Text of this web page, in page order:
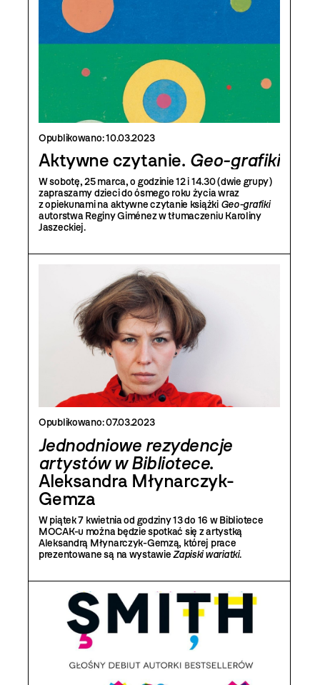
Opublikowano:10.03.2023
Aktywne czytanie. Geo-grafiki
W sobotę, 25 marca, o godzinie 12 i 14.30 (dwie grupy)
z­­apraszamy dzieci do ósmego roku życia wraz
z opiekunami na aktywne czytanie książki Geo-grafiki
autorstwa Reginy Giménez w tłumaczeniu Karoliny
Jaszeckiej.
Opublikowano:07.03.2023
Jednodniowe rezydencje
artystów w Bibliotece.
Aleksandra Młynarczyk-
Gemza
W piątek 7 kwietnia od godziny 13 do 16 w Bibliotece
MOCAK-u można będzie spotkać się z artystką
Aleksandrą Młynarczyk-Gemzą, której prace
prezentowane są na wystawieZapiski wariatki.